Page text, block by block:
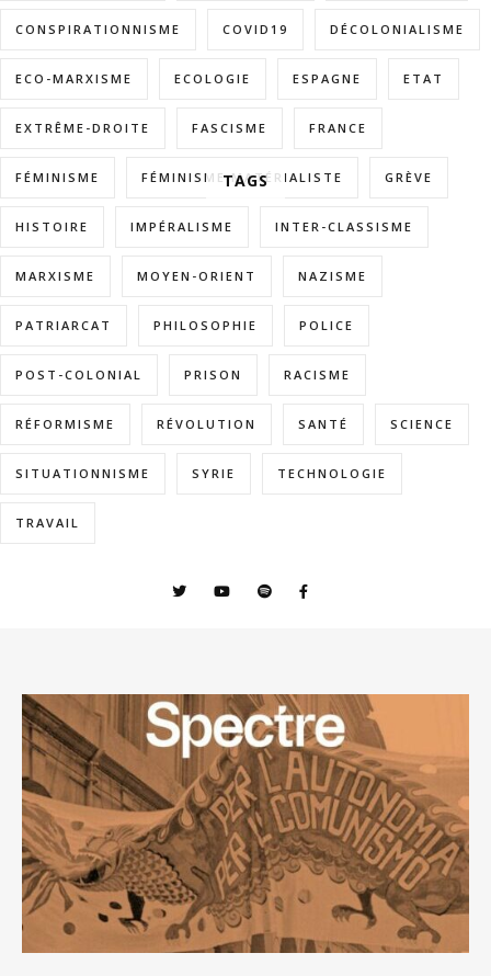
TAGS
CONSPIRATIONNISME COVID19 DÉCOLONIALISME
ECO-MARXISME ECOLOGIE ESPAGNE ETAT
EXTRÊME-DROITE FASCISME FRANCE
FÉMINISME FÉMINISME MATÉRIALISTE GRÈVE
HISTOIRE IMPÉRALISME INTER-CLASSISME
MARXISME MOYEN-ORIENT NAZISME
PATRIARCAT PHILOSOPHIE POLICE
POST-COLONIAL PRISON RACISME
RÉFORMISME RÉVOLUTION SANTÉ SCIENCE
SITUATIONNISME SYRIE TECHNOLOGIE
TRAVAIL